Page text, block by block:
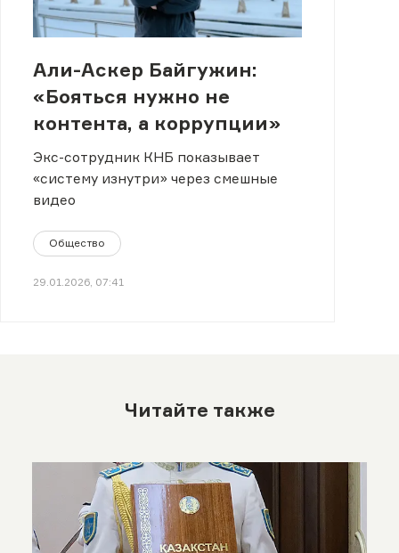
Али-Аскер Байгужин:
«Бояться нужно не
контента, а коррупции»
Экс-сотрудник КНБ показывает
«систему изнутри» через смешные
видео
Общество
29.01.2026, 07:41
Читайте также